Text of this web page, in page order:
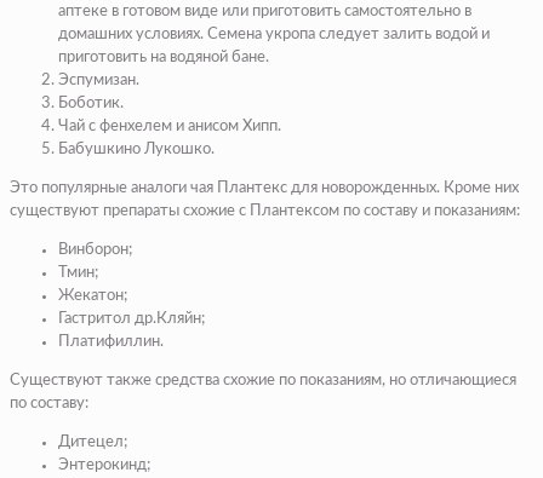
аптеке в готовом виде или приготовить самостоятельно в
домашних условиях. Семена укропа следует залить водой и
приготовить на водяной бане.
Эспумизан.
Боботик.
Чай с фенхелем и анисом Хипп.
Бабушкино Лукошко.
Это популярные аналоги чая Плантекс для новорожденных. Кроме них
существуют препараты схожие с Плантексом по составу и показаниям:
Винборон;
Тмин;
Жекатон;
Гастритол др.Кляйн;
Платифиллин.
Существуют также средства схожие по показаниям, но отличающиеся
по составу:
Дитецел;
Энтерокинд;